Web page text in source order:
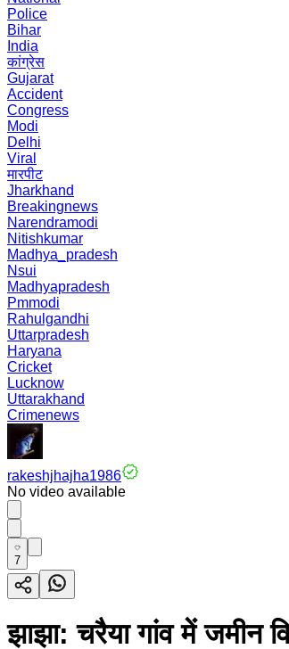
Police
Bihar
India
कांग्रेस
Gujarat
Accident
Congress
Modi
Delhi
Viral
मारपीट
Jharkhand
Breakingnews
Narendramodi
Nitishkumar
Madhya_pradesh
Nsui
Madhyapradesh
Pmmodi
Rahulgandhi
Uttarpradesh
Haryana
Cricket
Lucknow
Uttarakhand
Crimenews
rakeshjhajha1986
No video available
7
झाझा: चरैया गांव में जमीन